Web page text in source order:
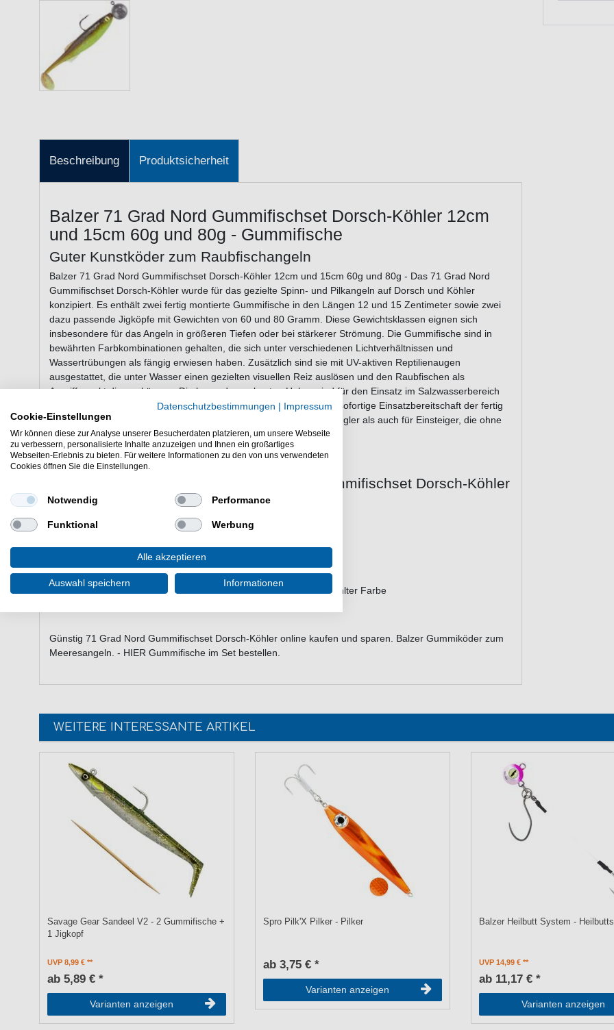
Beschreibung Produktsicherheit
Balzer 71 Grad Nord Gummifischset Dorsch-Köhler 12cm
und 15cm 60g und 80g - Gummifische
Guter Kunstköder zum Raubfischangeln
Balzer 71 Grad Nord Gummifischset Dorsch-Köhler 12cm und 15cm 60g und 80g - Das 71 Grad Nord
Gummifischset Dorsch-Köhler wurde für das gezielte Spinn- und Pilkangeln auf Dorsch und Köhler
konzipiert. Es enthält zwei fertig montierte Gummifische in den Längen 12 und 15 Zentimeter sowie zwei
dazu passende Jigköpfe mit Gewichten von 60 und 80 Gramm. Diese Gewichtsklassen eignen sich
insbesondere für das Angeln in größeren Tiefen oder bei stärkerer Strömung. Die Gummifische sind in
bewährten Farbkombinationen gehalten, die sich unter verschiedenen Lichtverhältnissen und
Wassertrübungen als fängig erwiesen haben. Zusätzlich sind sie mit UV-aktiven Reptilienaugen
ausgestattet, die unter Wasser einen gezielten visuellen Reiz auslösen und den Raubfischen als
Angriffspunkt dienen können. Die besonders robusten Haken sind für den Einsatz im Salzwasserbereich
ausgelegt und halten auch kräftigen Belastungen stand. Durch die sofortige Einsatzbereitschaft der fertig
geriggten Köder eignet sich das Set sowohl für erfahrene Meeresangler als auch für Einsteiger, die ohne
aufwendige Montage direkt mit dem Angeln beginnen möchten.
Eigenschaften des Balzer 71 Grad Nord Gummifischset Dorsch-Köhler
12cm und 15cm 60g und 80g
Balzer Gummiköder zum Meeresangeln
Zwei Gummifische mit zwei Jigköpfen im Set
Länge: 12cm und 15cm
Gewichte: 60g und 80g
Fertig geriggt
Lieferumfang: Zwei Gummifische mit zwei Jigköpfen in gewählter Farbe
Günstig 71 Grad Nord Gummifischset Dorsch-Köhler online kaufen und sparen. Balzer Gummiköder zum
Meeresangeln. - HIER Gummifische im Set bestellen.
WEITERE INTERESSANTE ARTIKEL
Savage Gear Sandeel V2 - 2 Gummifische +
1 Jigkopf
UVP 8,99 €
ab 5,89 € *
Varianten anzeigen
Spro Pilk'X Pilker - Pilker
ab 3,75 € *
Varianten anzeigen
Balzer Heilbutt System -
UVP 14,99 €
ab 11,17 € *
Varianten anzeigen
Datenschutzbestimmungen
Impressum
Cookie-Einstellungen
Wir können diese zur Analyse unserer Besucherdaten platzieren, um unsere Webseite
zu verbessern, personalisierte Inhalte anzuzeigen und Ihnen ein großartiges
Webseiten-Erlebnis zu bieten. Für weitere Informationen zu den von uns verwendeten
Cookies öffnen Sie die Einstellungen.
Notwendig Performance
Funktional Werbung
Alle akzeptieren
Auswahl speichern Informationen